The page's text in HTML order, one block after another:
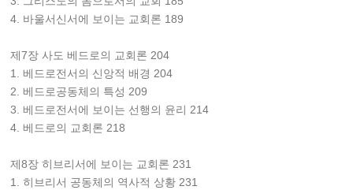
4. 바울서신서에 보이는 교회론 189
제7장 사도 베드로의 교회론 204
1. 베드로전서의 신앙적 배경 204
2. 베드로공동체의 특성 209
3. 베드로전서에 보이는 선행의 윤리 214
4. 베드로의 교회론 218
제8장 히브리서에 보이는 교회론 231
1. 히브리서 공동체의 역사적 상황 231